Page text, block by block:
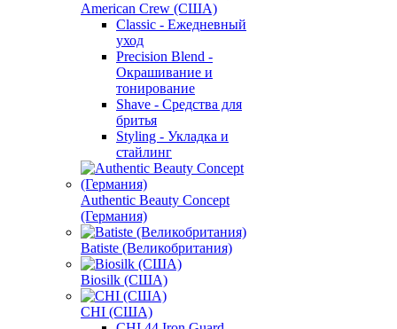
American Crew (США)
Classic - Ежедневный
уход
Precision Blend -
Окрашивание и
тонирование
Shave - Средства для
бритья
Styling - Укладка и
стайлинг
Authentic Beauty Concept
(Германия)
Batiste (Великобритания)
Biosilk (США)
CHI (США)